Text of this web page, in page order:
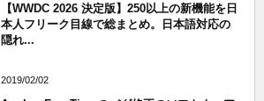
【WWDC 2026 決定版】250以上の新機能を日
本人フリーク目線で総まとめ。日本語対応の
隠れ...
2019/02/02